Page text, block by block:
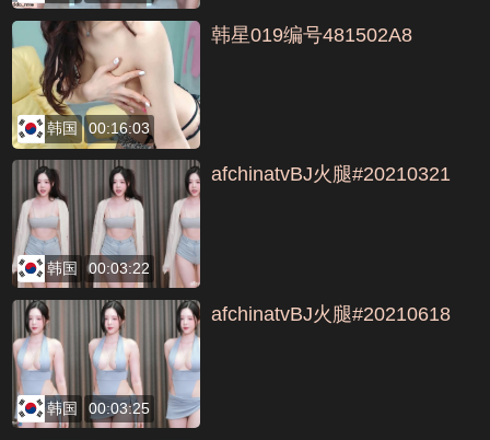
韩国 00:16:03
韩星019编号481502A8
韩国 00:03:22
afchinatvBJ火腿#20210321
韩国 00:03:25
afchinatvBJ火腿#20210618